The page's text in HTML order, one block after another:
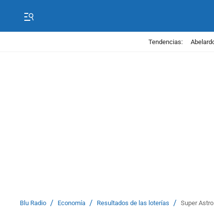
Tendencias:
Blu Radio / Economía / Resultados de las loterías / Super